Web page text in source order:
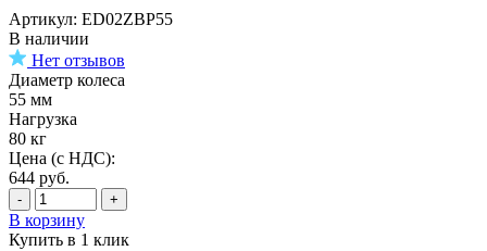
Артикул: ED02ZBP55
В наличии
Нет отзывов
Диаметр колеса
55 мм
Нагрузка
80 кг
Цена (с НДС):
644 руб.
- +
В корзину
Купить в 1 клик